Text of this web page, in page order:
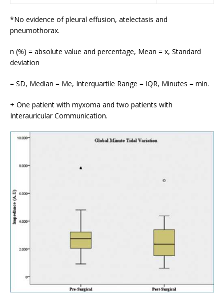
*No evidence of pleural effusion, atelectasis and
pneumothorax.
n (%) = absolute value and percentage, Mean = x, Standard
deviation
= SD, Median = Me, Interquartile Range = IQR, Minutes = min.
+ One patient with myxoma and two patients with
Interauricular Communication.